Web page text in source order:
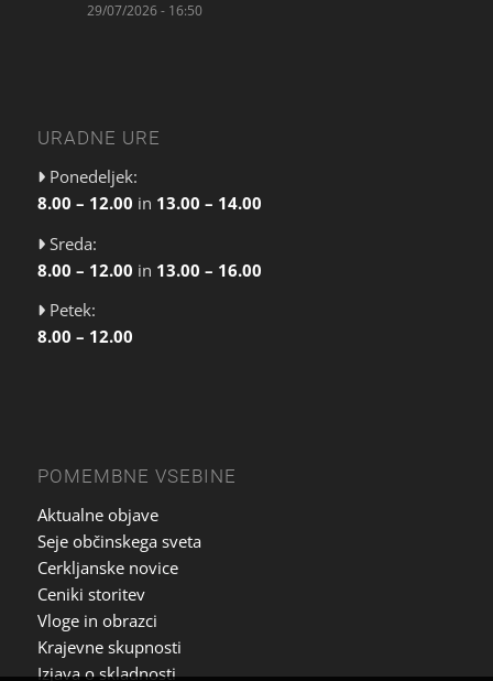
29/07/2026 - 16:50
URADNE URE
Ponedeljek:
8.00 – 12.00 in 13.00 – 14.00
Sreda:
8.00 – 12.00 in 13.00 – 16.00
Petek:
8.00 – 12.00
POMEMBNE VSEBINE
Aktualne objave
Seje občinskega sveta
Cerkljanske novice
Ceniki storitev
Vloge in obrazci
Krajevne skupnosti
Izjava o skladnosti